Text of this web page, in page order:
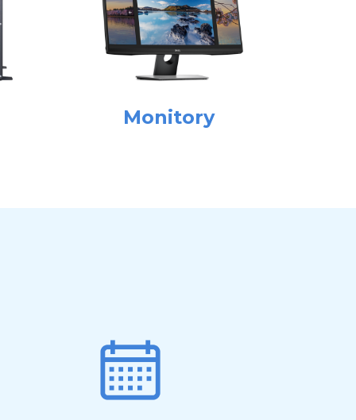
Monitory